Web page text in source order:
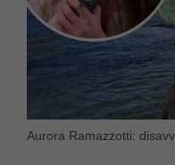
Aurora Ramazzotti: